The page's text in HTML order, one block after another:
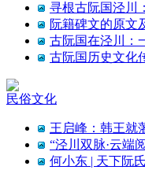
寻根古阮国泾川
阮籍碑文的原文
古阮国在泾川：
古阮国历史文化
民俗文化
王启峰：韩王就
“泾川双脉·云端
何小东 | 天下阮